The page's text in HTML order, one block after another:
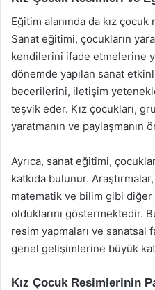
Eğitim alanında da kız
Sanat eğitimi, çocukların
kendilerini ifade etmelerine
dönemde yapılan sanat
becerilerini, iletişim
teşvik eder. Kız çocukları,
yaratmanın ve paylaşmanın
Ayrıca, sanat eğitimi,
katkıda bulunur.
matematik ve bilim gibi diğer
olduklarını göstermektedir.
resim yapmaları ve sanatsal
genel gelişimlerine büyük
Kız Çocuk Resimlerinin